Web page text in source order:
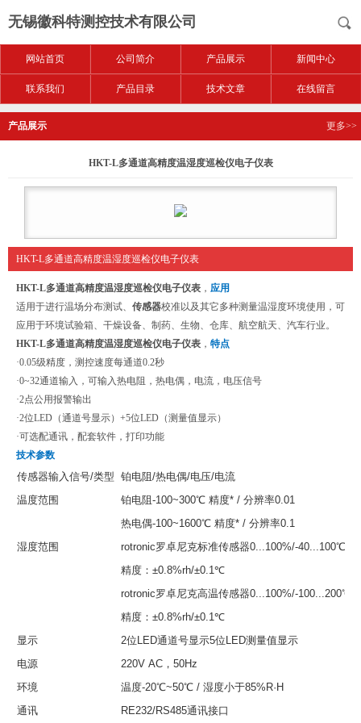
无锡徽科特测控技术有限公司
网站首页 公司简介 产品展示 新闻中心
联系我们 产品目录 技术文章 在线留言
产品展示 更多>>
HKT-L多通道高精度温湿度巡检仪电子仪表
HKT-L多通道高精度温湿度巡检仪电子仪表
HKT-L多通道高精度温湿度巡检仪电子仪表 ， 应用
适用于进行温场分布测试、 传感器校准以及其它多种测量温湿度环境使用，可
应用于环境试验箱、干燥设备、制药、生物、仓库、航空航天、汽车行业。
HKT-L多通道高精度温湿度巡检仪电子仪表 ， 特点
·0.05级精度，测控速度每通道0.2秒
·0~32通道输入，可输入热电阻，热电偶，电流，电压信号
·2点公用报警输出
·2位LED（通道号显示）+5位LED（测量值显示）
·可选配通讯，配套软件，打印功能
技术参数
传感器输入信号/类型 铂电阻/热电偶/电压/电流
温度范围
铂电阻-100~300℃ 精度* / 分辨率0.01
热电偶-100~1600℃ 精度* / 分辨率0.1
湿度范围
rotronic罗卓尼克标准传感器0...100%/-40...100℃
精度：±0.8%rh/±0.1℃
rotronic罗卓尼克高温传感器0...100%/-100...200℃
精度：±0.8%rh/±0.1℃
显示
2位LED通道号显示5位LED测量值显示
电源
220V AC，50Hz
环境
温度-20℃~50℃ / 湿度小于85%R·H
通讯
RE232/RS485通讯接口